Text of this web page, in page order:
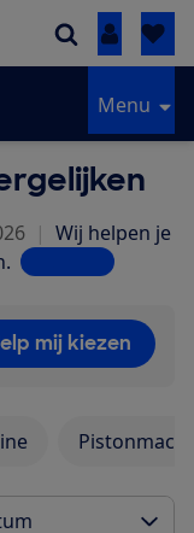
Inloggen
Menu
| Wij helpen je
Lees meer
mij kiezen